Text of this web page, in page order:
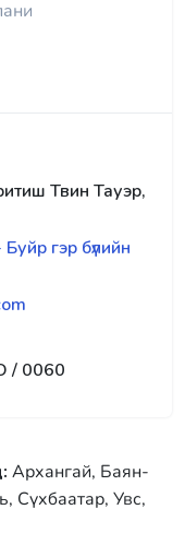
Твин Тауэр,
гэр бүлийн
/ 0060
Архангай, Баян-
Сүхбаатар, Увс,